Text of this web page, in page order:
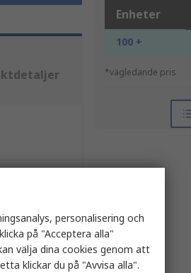
Enheter
100 +
*vägledande pris
personalisering och
på "Acceptera alla"
välja dina cookies genom att
klickar du på "Avvisa alla".